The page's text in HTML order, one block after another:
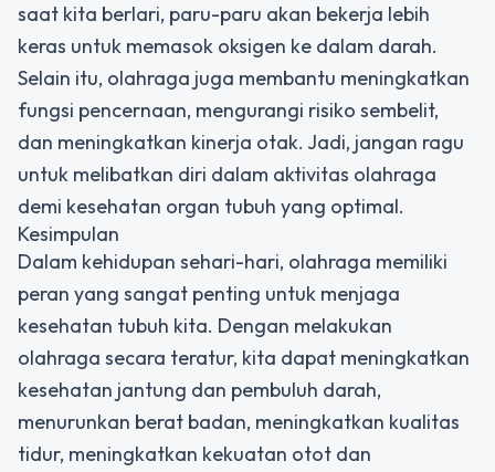
saat kita berlari, paru-paru akan bekerja lebih
keras untuk memasok oksigen ke dalam darah.
Selain itu, olahraga juga membantu meningkatkan
fungsi pencernaan, mengurangi risiko sembelit,
dan meningkatkan kinerja otak. Jadi, jangan ragu
untuk melibatkan diri dalam aktivitas olahraga
demi kesehatan organ tubuh yang optimal.
Kesimpulan
Dalam kehidupan sehari-hari, olahraga memiliki
peran yang sangat penting untuk menjaga
kesehatan tubuh kita. Dengan melakukan
olahraga secara teratur, kita dapat meningkatkan
kesehatan jantung dan pembuluh darah,
menurunkan berat badan, meningkatkan kualitas
tidur, meningkatkan kekuatan otot dan